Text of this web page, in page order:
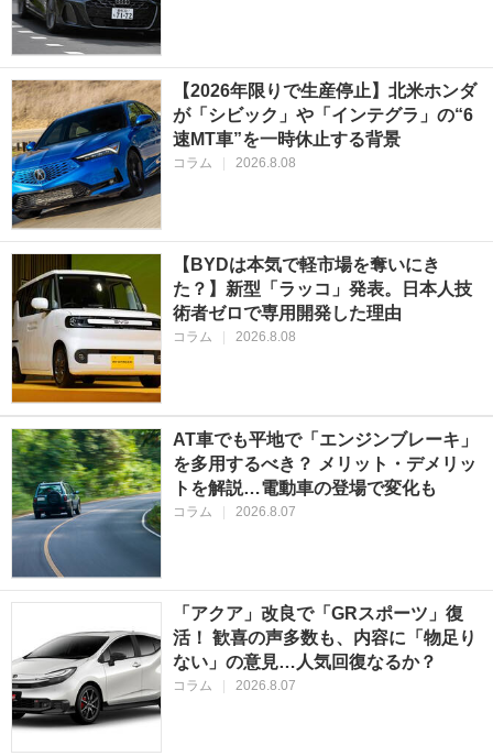
【2026年限りで生産停止】北米ホンダ
が「シビック」や「インテグラ」の“6
速MT車”を一時休止する背景
コラム 2026.8.08
【BYDは本気で軽市場を奪いにき
た？】新型「ラッコ」発表。日本人技
術者ゼロで専用開発した理由
コラム 2026.8.08
AT車でも平地で「エンジンブレーキ」
を多用するべき？ メリット・デメリッ
トを解説…電動車の登場で変化も
コラム 2026.8.07
「アクア」改良で「GRスポーツ」復
活！ 歓喜の声多数も、内容に「物足り
ない」の意見…人気回復なるか？
コラム | 2026.8.07